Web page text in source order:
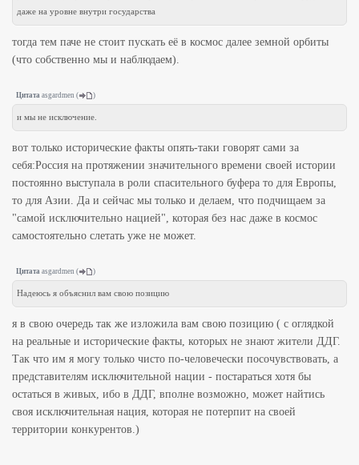
даже на уровне внутри государства
тогда тем паче не стоит пускать её в космос далее земной орбиты
(что собственно мы и наблюдаем).
Цитата asgardmen ( )
и мы не исключение.
вот только исторические факты опять-таки говорят сами за
себя:Россия на протяжении значительного времени своей истории
постоянно выступала в роли спасительного буфера то для Европы,
то для Азии. Да и сейчас мы только и делаем, что подчищаем за
"самой исключительно нацией", которая без нас даже в космос
самостоятельно слетать уже не может.
Цитата asgardmen ( )
Надеюсь я объяснил вам свою позицию
я в свою очередь так же изложила вам свою позицию ( с оглядкой
на реальные и исторические факты, которых не знают жители ДДГ.
Так что им я могу только чисто по-человечески посочувствовать, а
представителям исключительной нации - постараться хотя бы
остаться в живых, ибо в ДДГ, вполне возможно, может найтись
своя исключительная нация, которая не потерпит на своей
территории конкурентов.)